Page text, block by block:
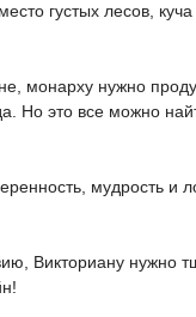
густых лесов, куча
монарху нужно
Но это все можно
мудрость и
Викториану нужно